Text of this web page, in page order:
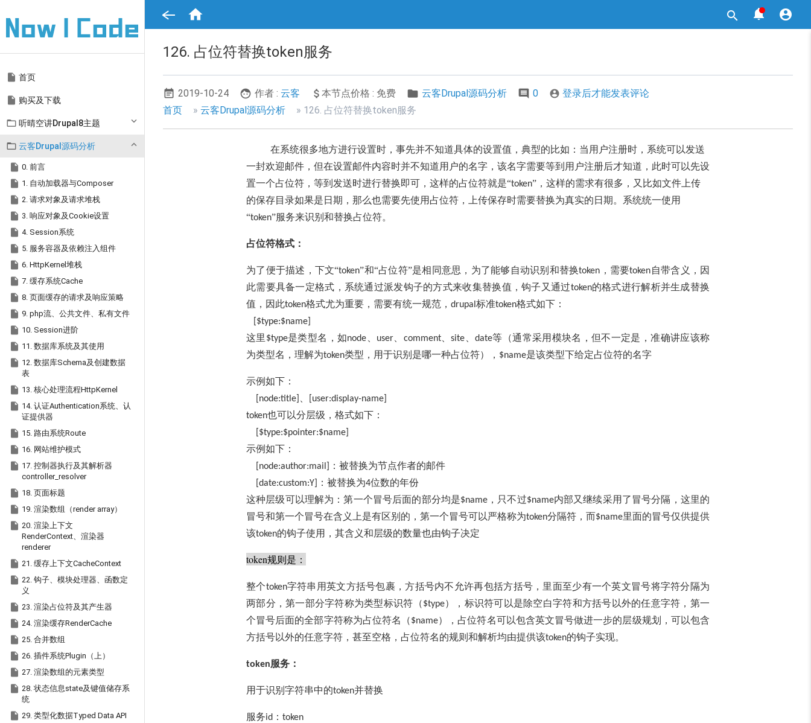
内
 


Main
navigation
 首页
 购买及下载
 听晴空讲Drupal8主题
 云客Drupal源码分析
 0. 前言
 1. 自动加载器与Composer
 2. 请求对象及请求堆栈
 3. 响应对象及Cookie设置
 4. Session系统
 5. 服务容器及依赖注入组件
 6. HttpKernel堆栈
 7. 缓存系统Cache
 8. 页面缓存的请求及响应策略
 9. php流、公共文件、私有文件
 10. Session进阶
 11. 数据库系统及其使用
 12. 数据库Schema及创建数据
表
 13. 核心处理流程HttpKernel
 14. 认证Authentication系统、认
证提供器
 15. 路由系统Route
 16. 网站维护模式
 17. 控制器执行及其解析器
controller_resolver
 18. 页面标题
 19. 渲染数组（render array）
 20. 渲染上下文
RenderContext、渲染器
renderer
 21. 缓存上下文CacheContext
 22. 钩子、模块处理器、函数定
义
 23. 渲染占位符及其产生器
 24. 渲染缓存RenderCache
 25. 合并数组
 26. 插件系统Plugin（上）
 27. 渲染数组的元素类型
 28. 状态信息state及键值储存系
统
 29. 类型化数据Typed Data API
126. 占位符替换token服务
2019-10-24 作者 : 云客 本节点价格 : 免费 云客Drupal源码分析 0  登录后才能发表评论
面
包
首页 云客Drupal源码分析 126. 占位符替换token服务
在系统很多地方进行设置时，事先并不知道具体的设置值，典型的比如：当用户注册时，系统可以发送
一封欢迎邮件，但在设置邮件内容时并不知道用户的名字，该名字需要等到用户注册后才知道，此时可以先设
置一个占位符，等到发送时进行替换即可，这样的占位符就是“token”，这样的需求有很多，又比如文件上传
的保存目录如果是日期，那么也需要先使用占位符，上传保存时需要替换为真实的日期。系统统一使用
“token”服务来识别和替换占位符。
占位符格式：
为了便于描述，下文“token”和“占位符”是相同意思，为了能够自动识别和替换token ，需要token自带含义，因
此需要具备一定格式，系统通过派发钩子的方式来收集替换值，钩子又通过token的格式进行解析并生成替换
值，因此token格式尤为重要，需要有统一规范， drupal 标准token格式如下：
[$type:$name]
这里 $type是类型名，如node user、 comment、site 、date等（通常采用模块名，但不一定是，准确讲应该称
为类型名，理解为token类型，用于识别是哪一种占位符）， $name是该类型下给定占位符的名字
示例如下：
[node:title]
[user:display-name]
token也可以分层级，格式如下：
[$type:$pointer:$name]
示例如下：
[node:author:mail] ：被替换为节点作者的邮件
[date:custom:Y] ：被替换为4位数的年份
这种层级可以理解为：第一个冒号后面的部分均是$name ，只不过$name内部又继续采用了冒号分隔，这里的
冒号和第一个冒号在含义上是有区别的，第一个冒号可以严格称为token分隔符，而$name里面的冒号仅供提供
该token的钩子使用，其含义和层级的数量也由钩子决定
token规则是：
整个token字符串用英文方括号包裹，方括号内不允许再包括方括号，里面至少有一个英文冒号将字符分隔为
两部分，第一部分字符称为类型标识符（$type），标识符可以是除空白字符和方括号以外的任意字符，第一
个冒号后面的全部字符称为占位符名（$name），占位符名可以包含英文冒号做进一步的层级规划，可以包含
方括号以外的任意字符，甚至空格，占位符名的规则和解析均由提供该token的钩子实现。
token服务：
用于识别字符串中的token并替换
服务id ： token